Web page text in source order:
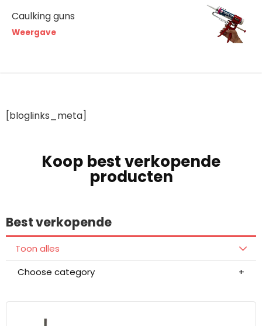
Caulking guns
Weergave
[bloglinks_meta]
Koop best verkopende
producten
Best verkopende
Toon alles
Choose category